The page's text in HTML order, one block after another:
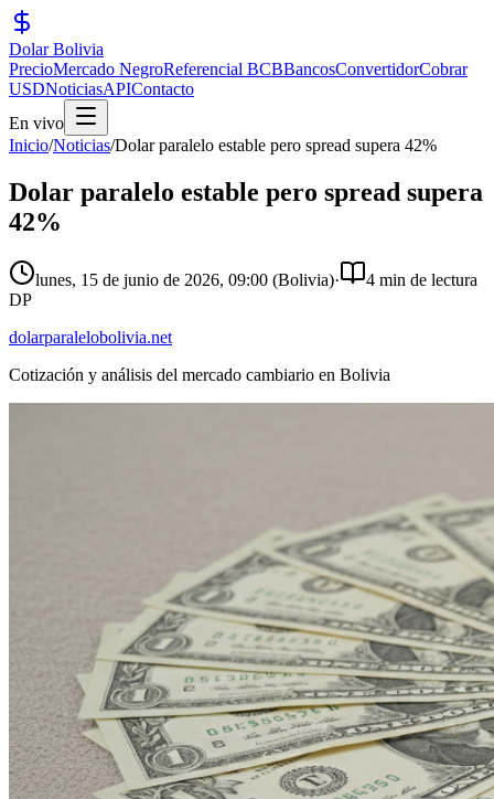
Dolar Bolivia
PrecioMercado NegroReferencial BCBBancosConvertidorCobrar
USDNoticiasAPIContacto
En vivo
Inicio/Noticias/Dolar paralelo estable pero spread supera 42%
Dolar paralelo estable pero spread supera
42%
lunes, 15 de junio de 2026, 09:00 (Bolivia)·
4 min de lectura
DP
dolarparalelobolivia.net
Cotización y análisis del mercado cambiario en Bolivia